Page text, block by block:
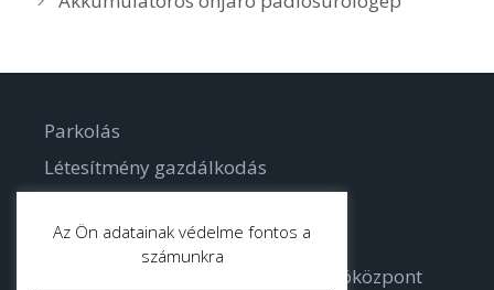
Parkolás
Létesítmény gazdálkodás
Bodorka Balatoni Vízvilág Látogatóközpont
Az Ön adatainak védelme fontos a
számunkra